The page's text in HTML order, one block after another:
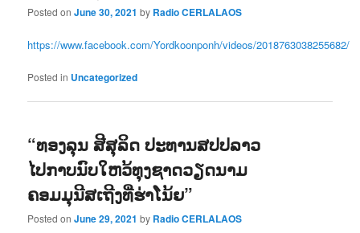
Posted onJune 30, 2021 by Radio CERLALAOS
https://www.facebook.com/Yordkoonponh/videos/2018763038255682/
Posted in Uncategorized
“ທອງລຸນ ສີສຸລິດ ປະທານສປປລາວ
ໄປກາບນົບໃຫວ້ທຸງຊາດວຽດນາມ
ຄອມມຸນີສເຖີງທີ່ຮ່າໂນ້ຍ”
Posted onJune 29, 2021 by Radio CERLALAOS